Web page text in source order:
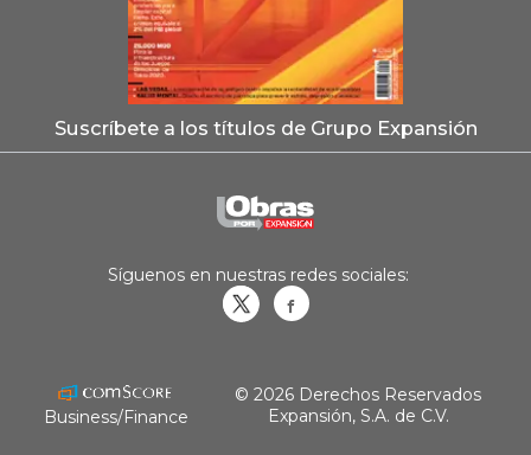
Suscríbete a los títulos de Grupo Expansión
Síguenos en nuestras redes sociales:
Business/Finance
© 2026 Derechos Reservados
Expansión, S.A. de C.V.